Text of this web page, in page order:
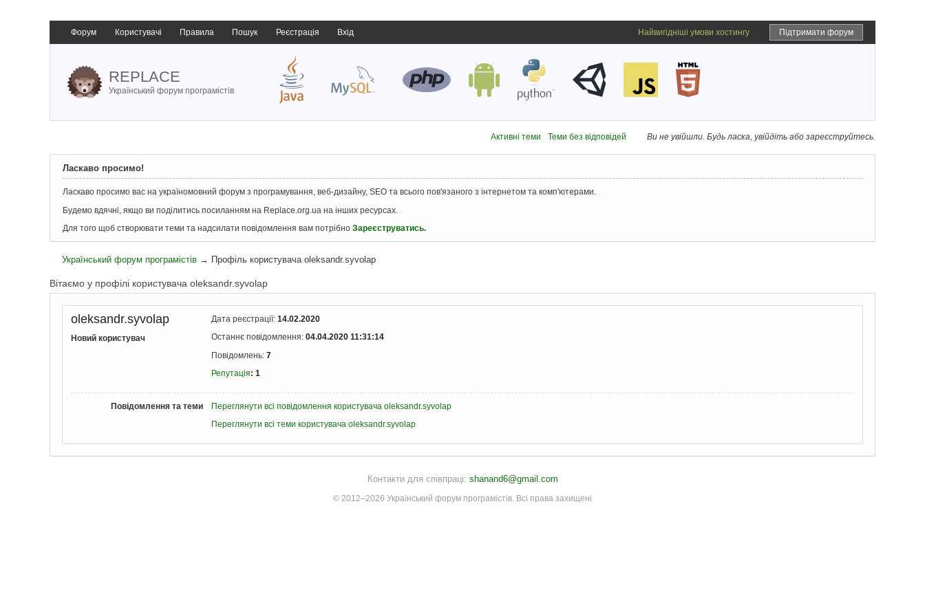
Форум Користувачі Правила Пошук Реєстрація Вхід Підтримати форум
Найвигідніші умови хостингу
REPLACE
Український форум програмістів
Ви не увійшли. Будь ласка, увійдіть або зареєструйтесь.
Активні теми Теми без відповідей
Ласкаво просимо!
Ласкаво просимо вас на україномовний форум з програмування, веб-дизайну, SEO та всього пов'язаного з інтернетом та комп'ютерами.
Будемо вдячні, якщо ви поділитись посиланням на Replace.org.ua на інших ресурсах.
Для того щоб створювати теми та надсилати повідомлення вам потрібно Зареєструватись.
Український форум програмістів → Профіль користувача oleksandr.syvolap
Вітаємо у профілі користувача oleksandr.syvolap
oleksandr.syvolap
Новий користувач
Дата реєстрації: 14.02.2020
Останнє повідомлення: 04.04.2020 11:31:14
Повідомлень: 7
Репутація: 1
Повідомлення та теми
Переглянути всі повідомлення користувача oleksandr.syvolap
Переглянути всі теми користувача oleksandr.syvolap
Контакти для співпраці: shanand6@gmail.com
© 2012–2026 Український форум програмістів. Всі права захищені